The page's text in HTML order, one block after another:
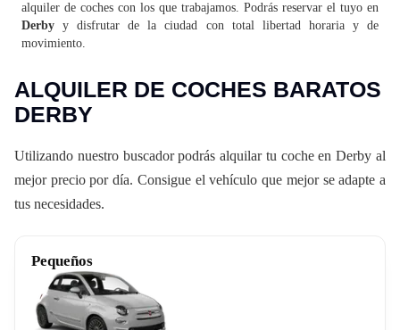
alquiler de coches con los que trabajamos. Podrás reservar el tuyo en
Derby y disfrutar de la ciudad con total libertad horaria y de
movimiento.
ALQUILER DE COCHES BARATOS
DERBY
Utilizando nuestro buscador podrás alquilar tu coche en Derby al
mejor precio por día. Consigue el vehículo que mejor se adapte a
tus necesidades.
Pequeños